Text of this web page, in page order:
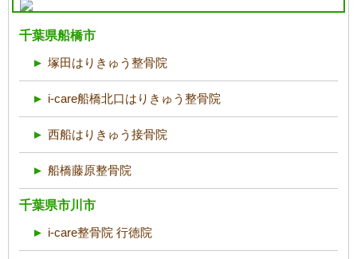
千葉県船橋市
塚田はりきゅう整骨院
i-care船橋北口はりきゅう整骨院
西船はりきゅう接骨院
船橋藤原整骨院
千葉県市川市
i-care整骨院 行徳院